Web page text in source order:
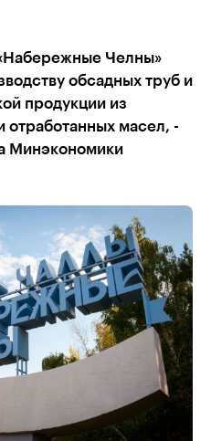
Челны»
обсадных труб и
продукции из
отработанных масел, -
Минэкономики